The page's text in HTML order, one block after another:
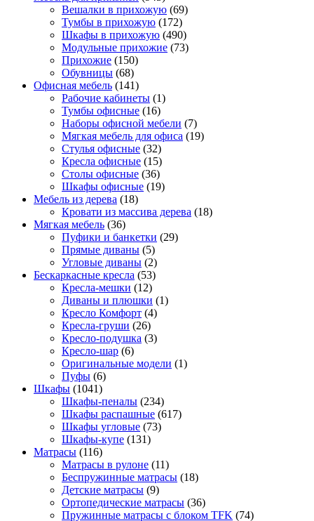
Вешалки в прихожую (69)
Тумбы в прихожую (172)
Шкафы в прихожую (490)
Модульные прихожие (73)
Прихожие (150)
Обувницы (68)
Офисная мебель (141)
Рабочие кабинеты (1)
Тумбы офисные (16)
Наборы офисной мебели (7)
Мягкая мебель для офиса (19)
Стулья офисные (32)
Кресла офисные (15)
Столы офисные (36)
Шкафы офисные (19)
Мебель из дерева (18)
Кровати из массива дерева (18)
Мягкая мебель (36)
Пуфики и банкетки (29)
Прямые диваны (5)
Угловые диваны (2)
Бескаркасные кресла (53)
Кресла-мешки (12)
Диваны и плюшки (1)
Кресло Комфорт (4)
Кресла-груши (26)
Кресло-подушка (3)
Кресло-шар (6)
Оригинальные модели (1)
Пуфы (6)
Шкафы (1041)
Шкафы-пеналы (234)
Шкафы распашные (617)
Шкафы угловые (73)
Шкафы-купе (131)
Матрасы (116)
Матрасы в рулоне (11)
Беспружинные матрасы (18)
Детские матрасы (9)
Ортопедические матрасы (36)
Пружинные матрасы с блоком TFK (74)